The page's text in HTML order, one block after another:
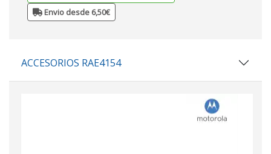
Envio desde 6,50€
ACCESORIOS RAE4154